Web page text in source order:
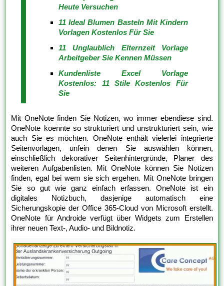
Heute Versuchen
11 Ideal Blumen Basteln Mit Kindern
Vorlagen Kostenlos Für Sie
11 Unglaublich Elternzeit Vorlage
Arbeitgeber Sie Kennen Müssen
Kundenliste Excel Vorlage
Kostenlos: 11 Stile Kostenlos Für
Sie
Mit OneNote finden Sie Notizen, wo immer ebendiese sind.
OneNote koennte so strukturiert und unstrukturiert sein, wie
auch Sie es möchten. OneNote enthält vielerlei integrierte
Seitenvorlagen, unfein denen Sie auswählen können,
einschließlich dekorativer Seitenhintergründe, Planer des
weiteren Aufgabenlisten. Mit OneNote können Sie Notizen
finden, egal bei wem sie sich ergehen. Mit OneNote bringen
Sie so gut wie ganz einfach erfassen. OneNote ist ein
digitales Notizbuch, dasjenige automatisch eine
Sicherungskopie der Office 365-Cloud von Microsoft erstellt.
OneNote für Androide verfügt über Widgets zum Erstellen
ihrer neuen Text-, Audio- und Bildnotiz.